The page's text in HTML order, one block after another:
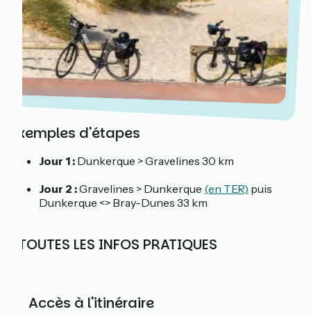
Exemples d'étapes
Jour 1 : Dunkerque > Gravelines 30 km
Jour 2 :Gravelines > Dunkerque (en TER) puis
Dunkerque <> Bray-Dunes 33 km
ℹ️ TOUTES LES INFOS PRATIQUES
🚆 Accès à l'itinéraire